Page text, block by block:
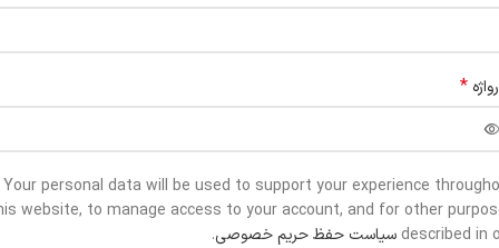
*
Your personal data will be used to support your experience
website, to manage access to your account, and for other
described inسیاست حفظ حریم خصوصی.